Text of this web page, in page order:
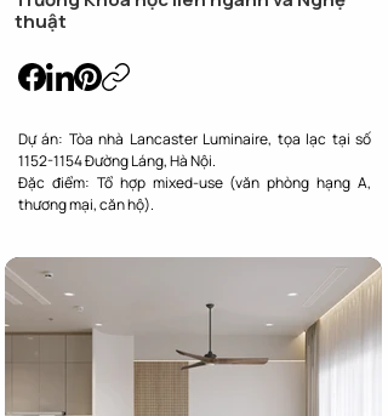
thuật
Dự án: Tòa nhà Lancaster Luminaire, tọa lạc tại số
1152-1154 Đường Láng, Hà Nội.
Đặc điểm: Tổ hợp mixed-use (văn phòng hạng A,
thương mại, căn hộ).